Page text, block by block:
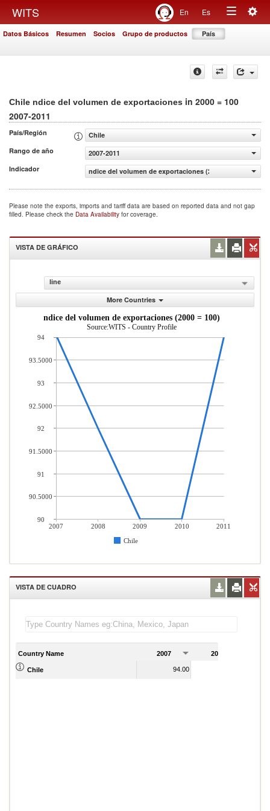
WITS En Es
Toggle
Datos Básicos Resumen Socios Grupo de productos País
Chile ndice del volumen de exportaciones in 2000 = 100
2007-2011
País/Región
Chile
Rango de año
2007-2011
Indicador
ndice del volumen de exportaciones (2000 = 100)
Please note the exports, imports and tariff data are based on reported data and not gap
filled. Please check the Data Availability for coverage.
VISTA DE GRÁFICO
line
More Countries
ndice del volumen de exportaciones (2000 = 100)
Source:WITS - Country Profile
2007 2008 2009 2010
2011
Chile
94
93.5000
93
92.5000
92
91.5000
91
90.5000
90
VISTA DE CUADRO
Country Name 2007 2008
Chile 94.00